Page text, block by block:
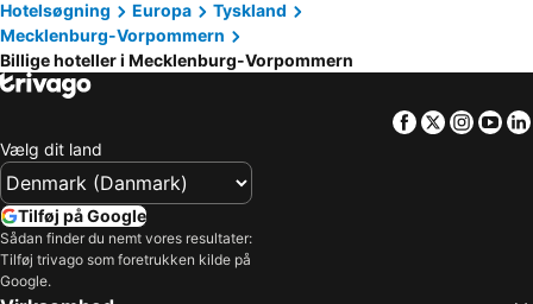
A-ROSA Kurhaus Binz
Yachthafenresidenz Hohe Düne
Hanse House Wismar
Pentahotel Rostock
Arkona Strandhotel
B&B Hotel Rostock-Hafen
WONNEMAR Resort-Hotel Wismar
PLAZA Premium Schwerin
Dorint Seehotel Binz-Therme Binz/Rügen
Wyndham Garden Wismar
Strandhotel Fischland
Hotelsøgning Europa
Tyskland
Mecklenburg-Vorpommern
Billige hoteller i Mecklenburg-Vorpommern
Facebook
Twitter
Vælg dit land
Tilføj på Google
Sådan finder du nemt vores resultater:
Tilføj trivago som foretrukken kilde på
Google.